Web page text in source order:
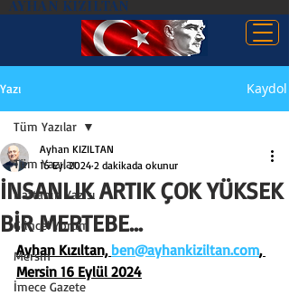
AYHAN KIZILTAN
Yazı Kaydol
Tüm Yazılar
Haftanın Yazısı
Güncel Yorum
Mersin
İmece Gazete
Tüm Yazılar
İNSANLIK ARTIK ÇOK YÜKSEK
BİR MERTEBE…
Ayhan KIZILTAN
16 Eyl 2024 2 dakikada okunur
Ayhan Kızıltan, ben@ayhankiziltan.com,
Mersin 16 Eylül 2024